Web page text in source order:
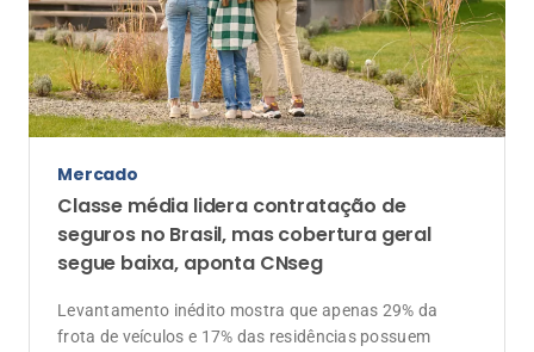
Mercado
Classe média lidera contratação de
seguros no Brasil, mas cobertura geral
segue baixa, aponta CNseg
Levantamento inédito mostra que apenas 29% da
frota de veículos e 17% das residências possuem